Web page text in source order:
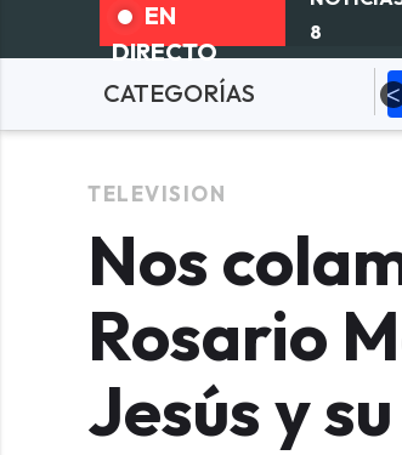
EN
DIRECTO
8
CATEGORÍAS
TELEVISION
Nos
Rosario
Jesús y